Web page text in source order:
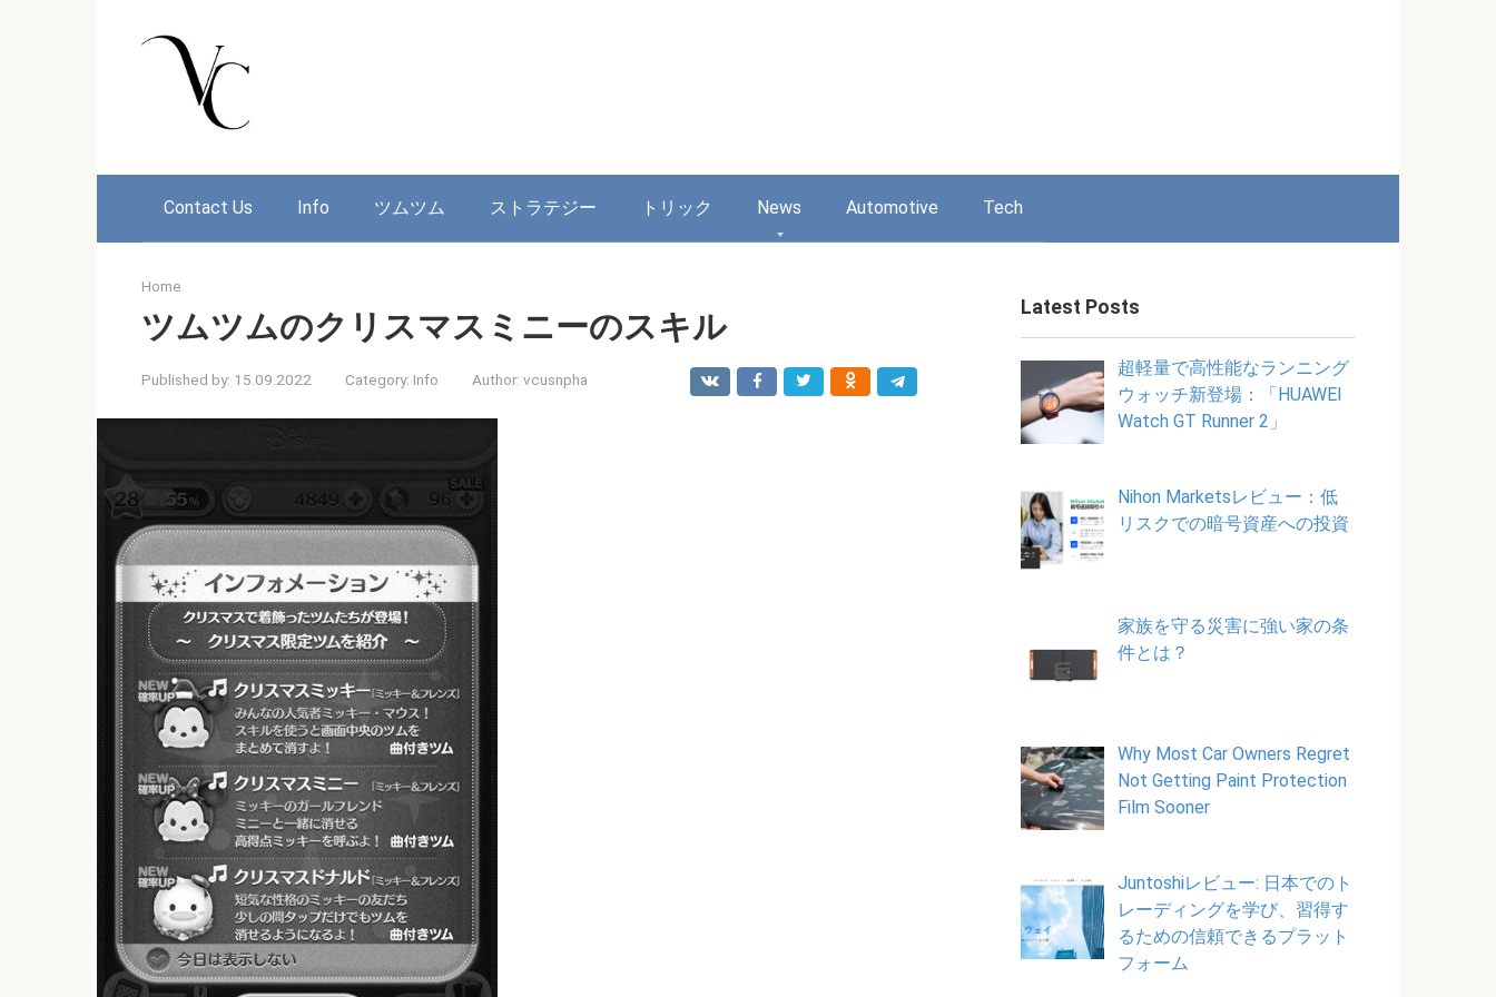
Contact Us Info ツムツム ストラテジー トリック News Automotive Tech
Home
ツムツムのクリスマスミニーのスキル
Published by: 15.09.2022 Category: Info Author: vcusnpha
Latest Posts
超軽量で高性能なランニング
ウォッチ新登場：「HUAWEI
Watch GT Runner 2」
Nihon Marketsレビュー：低
リスクでの暗号資産への投資
家族を守る災害に強い家の条
件とは？
Why Most Car Owners Regret
Not Getting Paint Protection
Film Sooner
Juntoshiレビュー: 日本でのト
レーディングを学び、習得す
るための信頼できるプラット
フォーム